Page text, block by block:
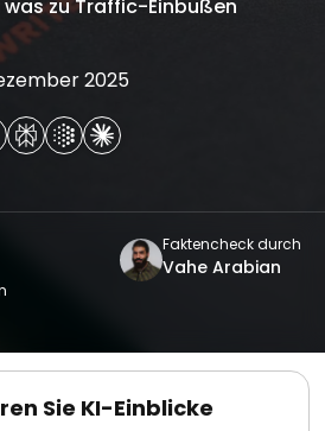
zu Traffic-Einbußen
2025
Faktencheck durch
Vahe Arabian
Sie KI-Einblicke